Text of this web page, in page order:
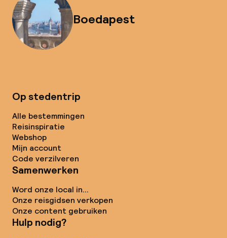
Boedapest
Op stedentrip
Alle bestemmingen
Reisinspiratie
Webshop
Mijn account
Code verzilveren
Samenwerken
Word onze local in...
Onze reisgidsen verkopen
Onze content gebruiken
Hulp nodig?